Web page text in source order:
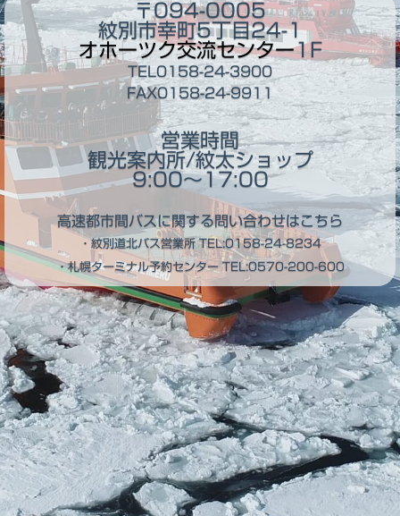
〒094-0005
紋別市幸町5丁目24-1
オホーツク交流センター1F
TEL0158-24-3900
FAX0158-24-9911
営業時間
観光案内所/紋太ショップ
9:00～17:00
高速都市間バスに関する問い合わせはこちら
・紋別道北バス営業所TEL:0158-24-8234
・札幌ターミナル予約センターTEL:0570-200-600